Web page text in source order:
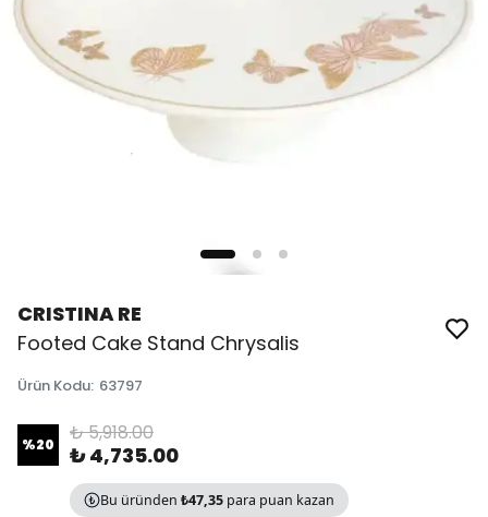
CRISTINA RE
Footed Cake Stand Chrysalis
Ürün Kodu: 63797
%20 ₺ 5,918.00
₺ 4,735.00
Bu üründen ₺47,35 para puan kazan